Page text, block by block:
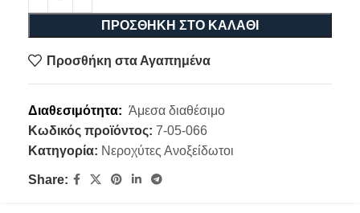
ΠΡΟΣΘΉΚΗ ΣΤΟ ΚΑΛΆΘΙ
Προσθήκη στα Αγαπημένα
Διαθεσιμότητα: Άμεσα διαθέσιμο
Κωδικός προϊόντος: 7-05-066
Κατηγορία: Νεροχύτες Ανοξείδωτοι
Share: